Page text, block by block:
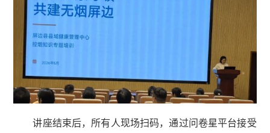
讲座结束后，所有人现场扫码，通过问卷星平台接受